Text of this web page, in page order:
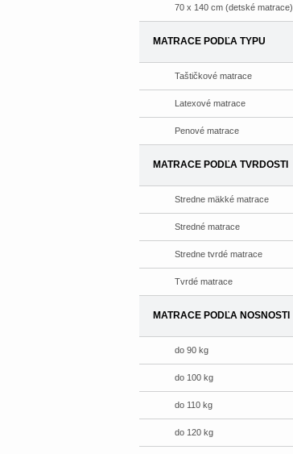
70 x 140 cm (detské matrace)
MATRACE PODĽA TYPU
Taštičkové matrace
Latexové matrace
Penové matrace
MATRACE PODĽA TVRDOSTI
Stredne mäkké matrace
Stredné matrace
Stredne tvrdé matrace
Tvrdé matrace
MATRACE PODĽA NOSNOSTI
do 90 kg
do 100 kg
do 110 kg
do 120 kg